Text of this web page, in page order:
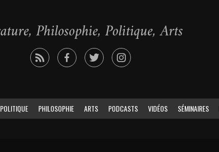
POLITIQUE PHILOSOPHIE ARTS PODCASTS VIDÉOS SÉMINAIRES